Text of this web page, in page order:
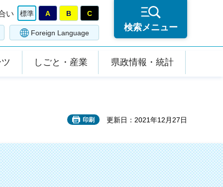
い 標準 A B C
Foreign Language
検索メニュー
しごと・産業 県政情報・統計
印刷 更新日：2021年12月27日